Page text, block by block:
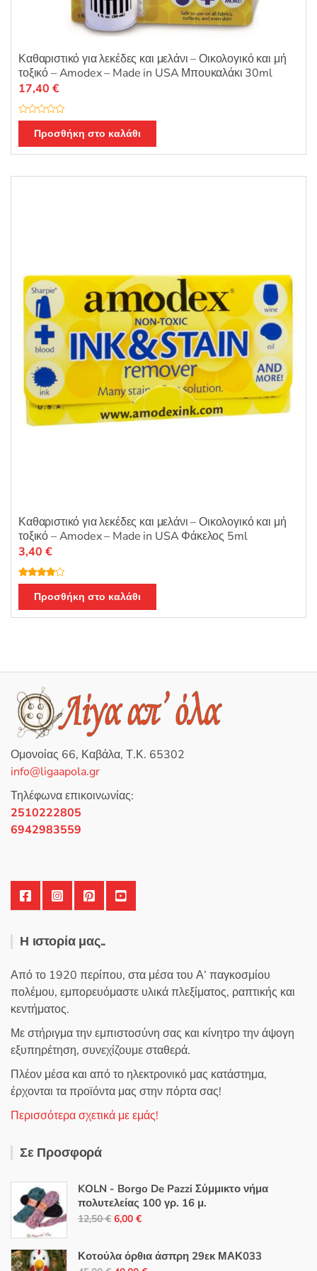
Καθαριστικό για λεκέδες και μελάνι – Οικολογικό και μή
τοξικό – Amodex – Made in USA Μπουκαλάκι 30ml
Β
μ
ο
γ
5
17,40 €
Προσθήκη στο καλάθι
Καθαριστικό για λεκέδες και μελάνι – Οικολογικό και μή
τοξικό – Amodex – Made in USA Φάκελος 5ml
Βαθμολο
γήθηκε με
4.00από
5
3,40 €
Προσθήκη στο καλάθι
Ομονοίας 66, Καβάλα, Τ.Κ. 65302
info@ligaapola.gr
Τηλέφωνα επικοινωνίας:
2510222805
6942983559
Η ιστορία μας..
Από το 1920 περίπου, στα μέσα του Α’ παγκοσμίου
πολέμου, εμπορευόμαστε υλικά πλεξίματος, ραπτικής και
κεντήματος.
Με στήριγμα την εμπιστοσύνη σας και κίνητρο την άψογη
εξυπηρέτηση, συνεχίζουμε σταθερά.
Πλέον μέσα και από το ηλεκτρονικό μας κατάστημα,
έρχονται τα προϊόντα μας στην πόρτα σας!
Περισσότερα σχετικά με εμάς!
Σε Προσφορά
KOLN - Borgo De Pazzi Σύμμικτο νήμα
πολυτελείας 100 γρ. 16 μ.
12,50€ Original
was:
6,00 €Η
τιμή
Κοτούλα όρθια άσπρη 29εκ ΜΑΚ033